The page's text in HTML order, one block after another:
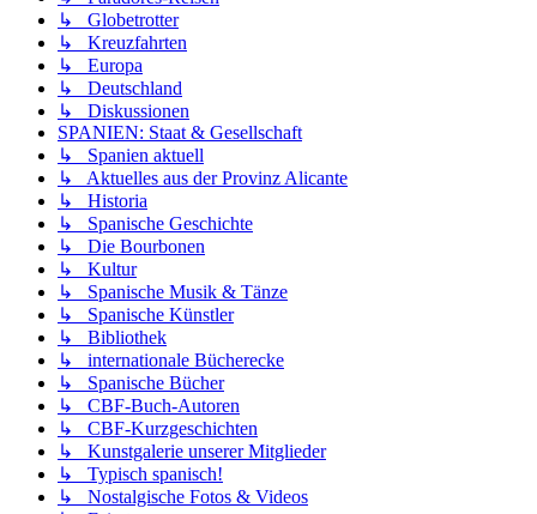
↳ Globetrotter
↳ Kreuzfahrten
↳ Europa
↳ Deutschland
↳ Diskussionen
SPANIEN: Staat & Gesellschaft
↳ Spanien aktuell
↳ Aktuelles aus der Provinz Alicante
↳ Historia
↳ Spanische Geschichte
↳ Die Bourbonen
↳ Kultur
↳ Spanische Musik & Tänze
↳ Spanische Künstler
↳ Bibliothek
↳ internationale Bücherecke
↳ Spanische Bücher
↳ CBF-Buch-Autoren
↳ CBF-Kurzgeschichten
↳ Kunstgalerie unserer Mitglieder
↳ Typisch spanisch!
↳ Nostalgische Fotos & Videos